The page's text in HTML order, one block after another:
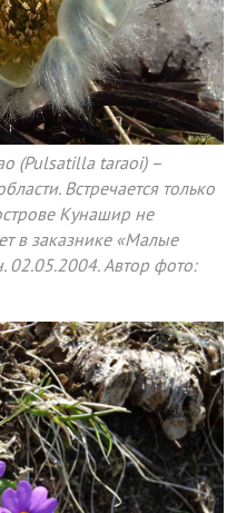
(Pulsatilla taraoi) –
Встречается только
Кунашир не
в заказнике «Малые
02.05.2004. Автор фото: